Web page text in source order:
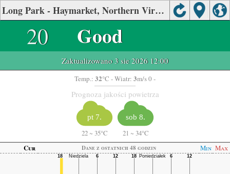
Long Park - Haymarket, Northern Virginia Jakość powietrza.
20 Good
Zaktualizowano 3 sie 2026 12:00
Temp.: 32°C - Wiatr: 3m/s 0 -
Prognoza jakości powietrza
pt 7.
22 ~ 35°C
sob 8.
21 ~ 34°C
Cur
Dane z ostatnich 48 godzin Min Max